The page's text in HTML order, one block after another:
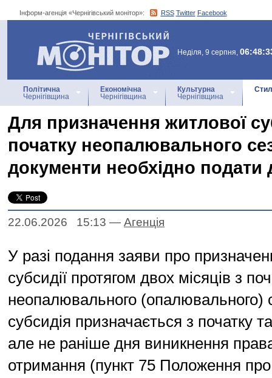
Інформ-агенція «Чернігівський монітор»: RSS Twitter Facebook
Інформ-агенція
«Чернігівський монітор»
Неділя, 9 серпня,
Політична
Чернігівщина
Економічна
Чернігівщина
Культурна
Чернігівщина
Для призначення житлової
початку неопалювального
документи необхідно подати
22.06.2026 15:13 — Агенцiя
У разі подання заяви про
субсидії протягом двох місяців з
неопалювального (опалювального)
субсидія призначається з початку
але не раніше дня виникнення
отримання (пункт 75 Положення